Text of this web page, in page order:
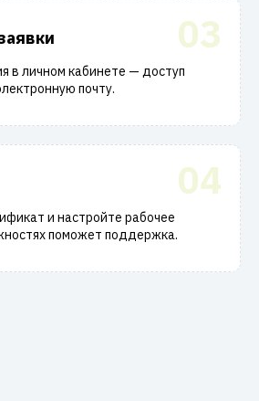
03
в личном кабинете — доступ
почту.
04
и настройте рабочее
поможет поддержка.